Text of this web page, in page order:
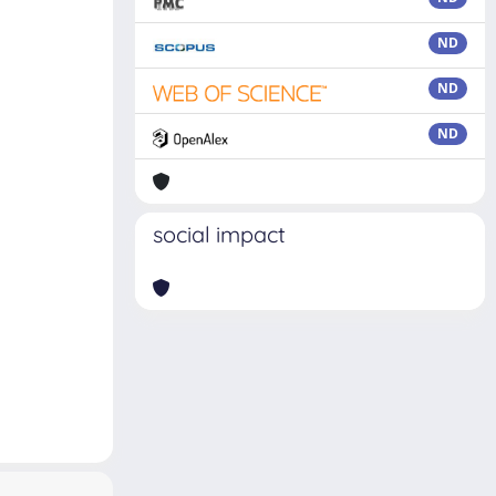
ND
ND
ND
social impact